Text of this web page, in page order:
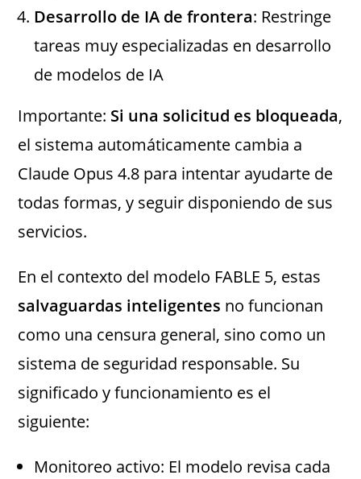
Desarrollo de IA de frontera: Restringe
tareas muy especializadas en desarrollo
de modelos de IA
Importante: Si una solicitud es bloqueada,
el sistema automáticamente cambia a
Claude Opus 4.8 para intentar ayudarte de
todas formas, y seguir disponiendo de sus
servicios.
En el contexto del modelo FABLE 5, estas
salvaguardas inteligentes no funcionan
como una censura general, sino como un
sistema de seguridad responsable. Su
significado y funcionamiento es el
siguiente:
Monitoreo activo: El modelo revisa cada